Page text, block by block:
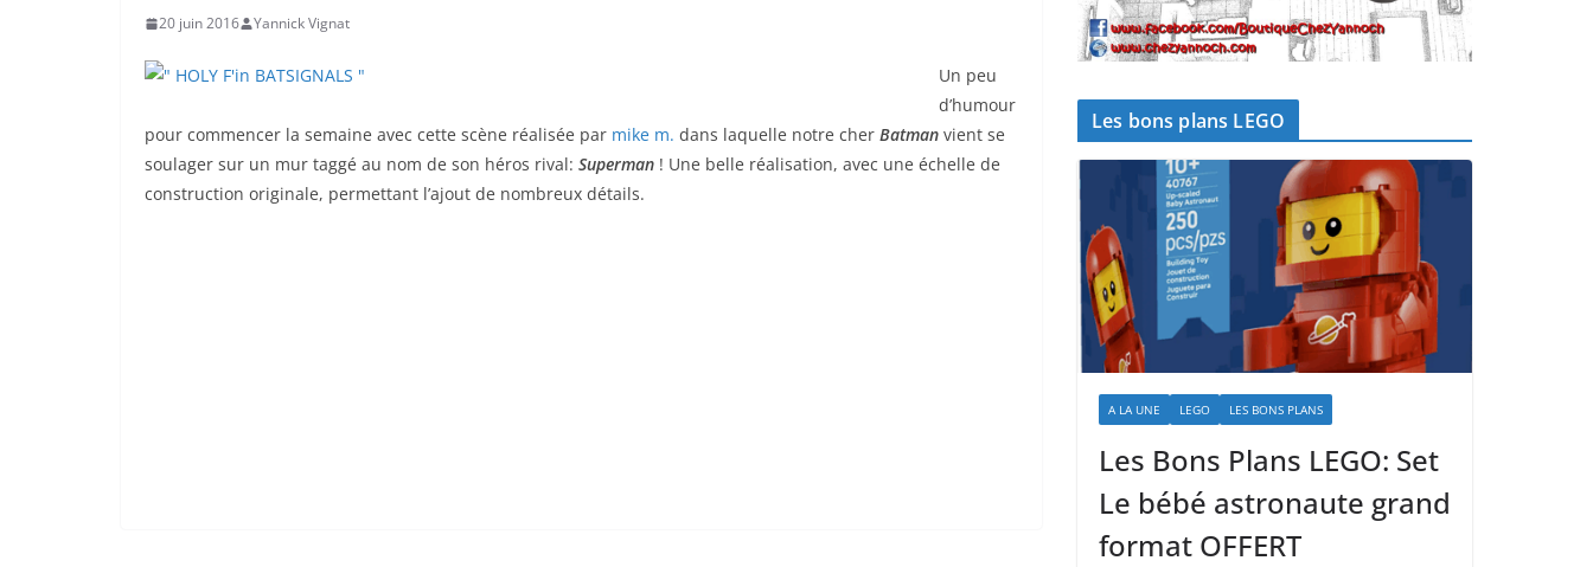
20 juin 2016 Yannick Vignat
Un peu
d’humour
pour commencer la semaine avec cette scène réalisée par mike m. dans laquelle notre cher Batman vient se
soulager sur un mur taggé au nom de son héros rival: Superman ! Une belle réalisation, avec une échelle de
construction originale, permettant l’ajout de nombreux détails.
Les bons plans LEGO
A LA UNE LEGO LES BONS PLANS
Les Bons Plans LEGO: Set
Le bébé astronaute grand
format OFFERT